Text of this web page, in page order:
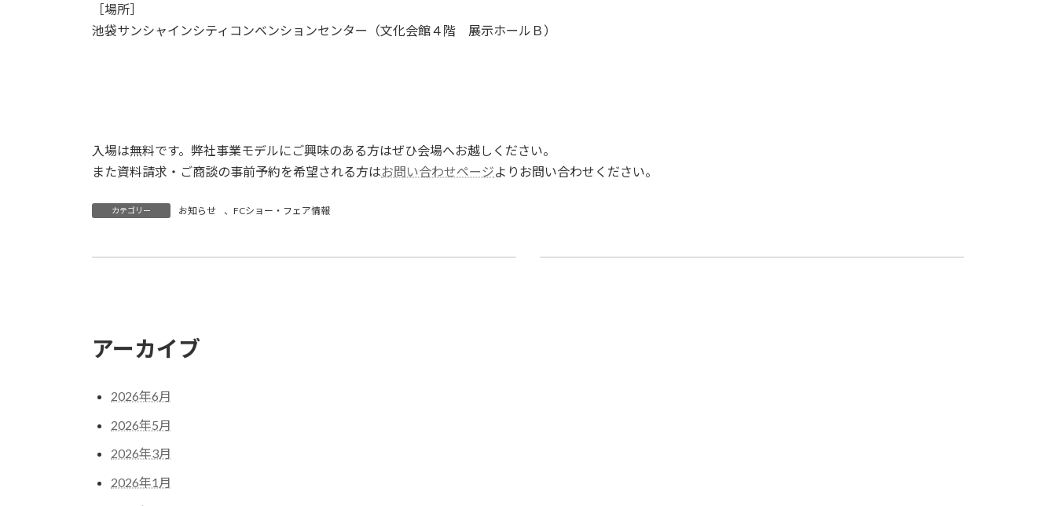
［場所］
池袋サンシャインシティコンベンションセンター（文化会館４階 展示ホールＢ）
入場は無料です。弊社事業モデルにご興味のある方はぜひ会場へお越しください。
また資料請求・ご商談の事前予約を希望される方はお問い合わせページよりお問い合わせください。
カテゴリー お知らせ 、 FCショー・フェア情報
アーカイブ
2026年6月
2026年5月
2026年3月
2026年1月